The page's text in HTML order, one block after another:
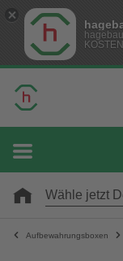
Wähle jetzt
Aufbewahrungsboxen